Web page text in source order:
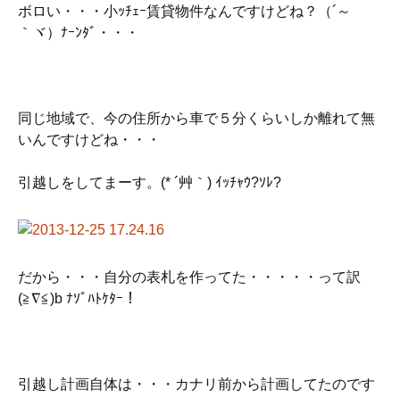
ボロい・・・小ｯﾁｪｰ賃貸物件なんですけどね？（´～
｀ヾ）ﾅｰﾝﾀﾞ・・・
同じ地域で、今の住所から車で５分くらいしか離れて無
いんですけどね・・・
引越しをしてまーす。(* ´艸｀) ｲｯﾁｬｳ?ｿﾚ?
だから・・・自分の表札を作ってた・・・・・って訳
(≧∇≦)b ﾅｿﾞﾊﾄｹﾀｰ！
引越し計画自体は・・・カナリ前から計画してたのです